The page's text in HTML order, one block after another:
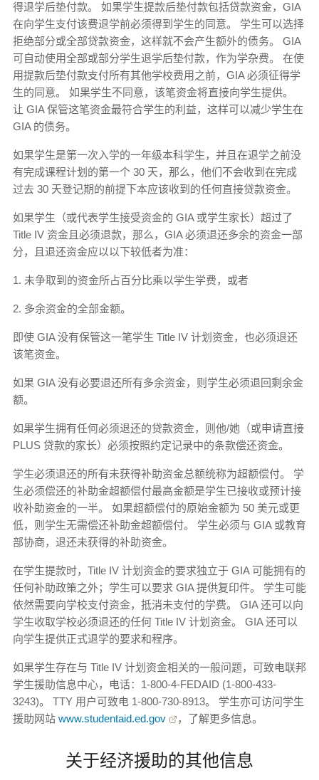
得退学后垫付款。 如果学生提款后垫付款包括贷款资金，GIA
在向学生支付该费退学前必须得到学生的同意。 学生可以选择
拒绝部分或全部贷款资金，这样就不会产生额外的债务。 GIA
可自动使用全部或部分学生退学后垫付款，作为学杂费。 在使
用提款后垫付款支付所有其他学校费用之前，GIA 必须征得学
生的同意。 如果学生不同意，该笔资金将直接向学生提供。
让 GIA 保管这笔资金最符合学生的利益，这样可以减少学生在
GIA 的债务。
如果学生是第一次入学的一年级本科学生，并且在退学之前没
有完成课程计划的第一个 30 天，那么，他们不会收到在完成
过去 30 天登记期的前提下本应该收到的任何直接贷款资金。
如果学生（或代表学生接受资金的 GIA 或学生家长）超过了
Title IV 资金且必须退款，那么，GIA 必须退还多余的资金一部
分，且退还资金应以以下较低者为准：
1. 未争取到的资金所占百分比乘以学生学费，或者
2. 多余资金的全部金额。
即使 GIA 没有保管这一笔学生 Title IV 计划资金，也必须退还
该笔资金。
如果 GIA 没有必要退还所有多余资金，则学生必须退回剩余金
额。
如果学生拥有任何必须退还的贷款资金，则他/她（或申请直接
PLUS 贷款的家长）必须按照约定记录中的条款偿还资金。
学生必须退还的所有未获得补助资金总额统称为超额偿付。 学
生必须偿还的补助金超额偿付最高金额是学生已接收或预计接
收补助资金的一半。 如果超额偿付的原始金额为 50 美元或更
低，则学生无需偿还补助金超额偿付。 学生必须与 GIA 或教育
部协商，退还未获得的补助资金。
在学生提款时，Title IV 计划资金的要求独立于 GIA 可能拥有的
任何补助政策之外；学生可以要求 GIA 提供复印件。 学生可能
依然需要向学校支付资金，抵消未支付的学费。 GIA 还可以向
学生收取学校必须退还的任何 Title IV 计划资金。 GIA 还可以
向学生提供正式退学的要求和程序。
如果学生存在与 Title IV 计划资金相关的一般问题，可致电联邦
学生援助信息中心，电话：1-800-4-FEDAID (1-800-433-
3243)。 TTY 用户可致电 1-800-730-8913。 学生亦可访问学生
援助网站 www.studentaid.ed.gov ，了解更多信息。
关于经济援助的其他信息